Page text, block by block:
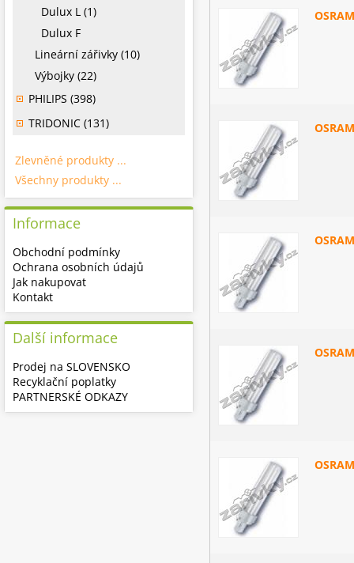
Dulux L (1)
Dulux F
Lineární zářivky (10)
Výbojky (22)
PHILIPS (398)
TRIDONIC (131)
Zlevněné produkty ...
Všechny produkty ...
Informace
Obchodní podmínky
Ochrana osobních údajů
Jak nakupovat
Kontakt
Další informace
Prodej na SLOVENSKO
Recyklační poplatky
PARTNERSKÉ ODKAZY